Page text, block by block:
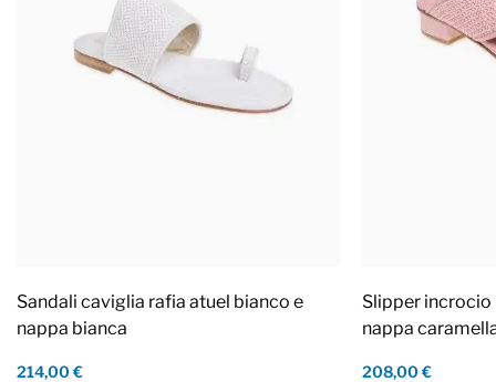
Sandali caviglia rafia atuel bianco e
nappa bianca
214,00 €
Slipper incrocio
nappa
208,00 €